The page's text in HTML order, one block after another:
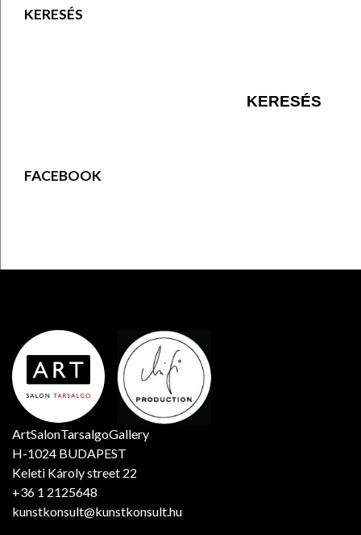
KERESÉS
FACEBOOK
ArtSalonTarsalgoGallery
H-1024 BUDAPEST
Keleti Károly street 22
+36 1 2125648
kunstkonsult@kunstkonsult.hu